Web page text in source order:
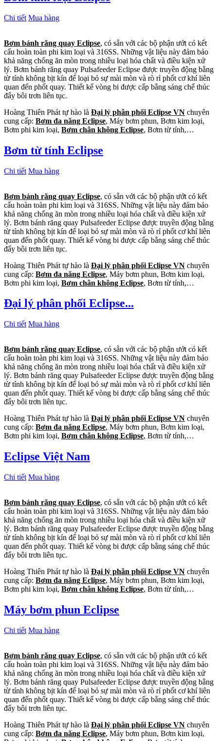
Chi tiết Mua hàng
Bơm bánh răng quay Eclipse, có sẵn với các bộ phận ướt có kết
cấu hoàn toàn phi kim loại và 316SS. Những vật liệu này đảm bảo
khả năng chống ăn mòn trong nhiều loại hóa chất và điều kiện xử
lý. Bơm bánh răng quay Pulsafeeder Eclipse được truyền động bằng
từ tính không bịt kín để loại bỏ sự mài mòn và rò rỉ phốt cơ khí liên
quan đến phốt quay. Thiết kế vòng bi được cấp bằng sáng chế thúc
đẩy bôi trơn liên tục.
Hoàng Thiên Phát tự hào là Đại lý phân phối Eclipse VN chuyên
cung cấp: Bơm đa năng Eclipse, Máy bơm phun, Bơm kim loại,
Bơm phi kim loại, Bơm chân không Eclipse, Bơm từ tính,…
Bơm từ tính Eclipse
Chi tiết Mua hàng
Bơm bánh răng quay Eclipse, có sẵn với các bộ phận ướt có kết
cấu hoàn toàn phi kim loại và 316SS. Những vật liệu này đảm bảo
khả năng chống ăn mòn trong nhiều loại hóa chất và điều kiện xử
lý. Bơm bánh răng quay Pulsafeeder Eclipse được truyền động bằng
từ tính không bịt kín để loại bỏ sự mài mòn và rò rỉ phốt cơ khí liên
quan đến phốt quay. Thiết kế vòng bi được cấp bằng sáng chế thúc
đẩy bôi trơn liên tục.
Hoàng Thiên Phát tự hào là Đại lý phân phối Eclipse VN chuyên
cung cấp: Bơm đa năng Eclipse, Máy bơm phun, Bơm kim loại,
Bơm phi kim loại, Bơm chân không Eclipse, Bơm từ tính,…
Đại lý phân phối Eclipse...
Chi tiết Mua hàng
Bơm bánh răng quay Eclipse, có sẵn với các bộ phận ướt có kết
cấu hoàn toàn phi kim loại và 316SS. Những vật liệu này đảm bảo
khả năng chống ăn mòn trong nhiều loại hóa chất và điều kiện xử
lý. Bơm bánh răng quay Pulsafeeder Eclipse được truyền động bằng
từ tính không bịt kín để loại bỏ sự mài mòn và rò rỉ phốt cơ khí liên
quan đến phốt quay. Thiết kế vòng bi được cấp bằng sáng chế thúc
đẩy bôi trơn liên tục.
Hoàng Thiên Phát tự hào là Đại lý phân phối Eclipse VN chuyên
cung cấp: Bơm đa năng Eclipse, Máy bơm phun, Bơm kim loại,
Bơm phi kim loại, Bơm chân không Eclipse, Bơm từ tính,…
Eclipse Việt Nam
Chi tiết Mua hàng
Bơm bánh răng quay Eclipse, có sẵn với các bộ phận ướt có kết
cấu hoàn toàn phi kim loại và 316SS. Những vật liệu này đảm bảo
khả năng chống ăn mòn trong nhiều loại hóa chất và điều kiện xử
lý. Bơm bánh răng quay Pulsafeeder Eclipse được truyền động bằng
từ tính không bịt kín để loại bỏ sự mài mòn và rò rỉ phốt cơ khí liên
quan đến phốt quay. Thiết kế vòng bi được cấp bằng sáng chế thúc
đẩy bôi trơn liên tục.
Hoàng Thiên Phát tự hào là Đại lý phân phối Eclipse VN chuyên
cung cấp: Bơm đa năng Eclipse, Máy bơm phun, Bơm kim loại,
Bơm phi kim loại, Bơm chân không Eclipse, Bơm từ tính,…
Máy bơm phun Eclipse
Chi tiết Mua hàng
Bơm bánh răng quay Eclipse, có sẵn với các bộ phận ướt có kết
cấu hoàn toàn phi kim loại và 316SS. Những vật liệu này đảm bảo
khả năng chống ăn mòn trong nhiều loại hóa chất và điều kiện xử
lý. Bơm bánh răng quay Pulsafeeder Eclipse được truyền động bằng
từ tính không bịt kín để loại bỏ sự mài mòn và rò rỉ phốt cơ khí liên
quan đến phốt quay. Thiết kế vòng bi được cấp bằng sáng chế thúc
đẩy bôi trơn liên tục.
Hoàng Thiên Phát tự hào là Đại lý phân phối Eclipse VN chuyên
cung cấp: Bơm đa năng Eclipse, Máy bơm phun, Bơm kim loại,